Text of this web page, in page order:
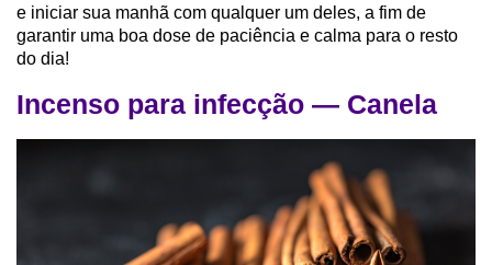
e iniciar sua manhã com qualquer um deles, a fim de
garantir uma boa dose de paciência e calma para o resto
do dia!
Incenso para infecção — Canela